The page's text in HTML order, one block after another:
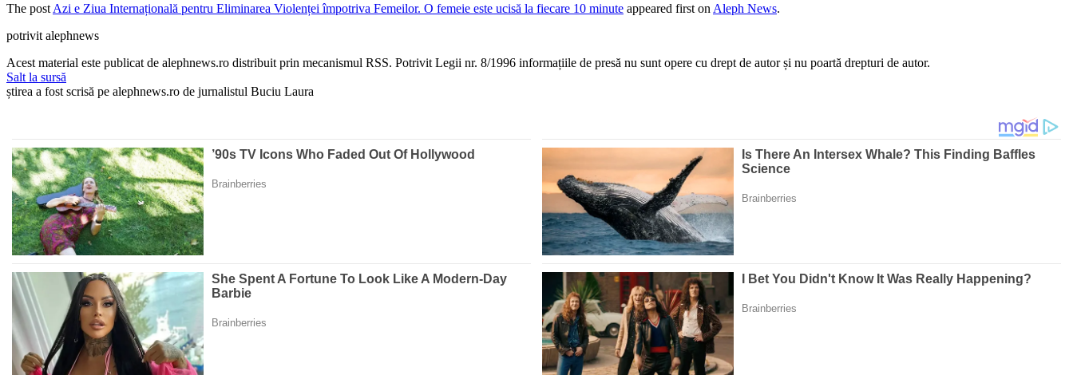
The post Azi e Ziua Internațională pentru Eliminarea Violenței împotriva Femeilor. O femeie este ucisă la fiecare 10 minute appeared first on Aleph News.
potrivit alephnews
Acest material este publicat de alephnews.ro distribuit prin mecanismul RSS. Potrivit Legii nr. 8/1996 informațiile de presă nu sunt opere cu drept de autor și nu poartă drepturi de autor.
Salt la sursă
știrea a fost scrisă pe alephnews.ro de jurnalistul Buciu Laura